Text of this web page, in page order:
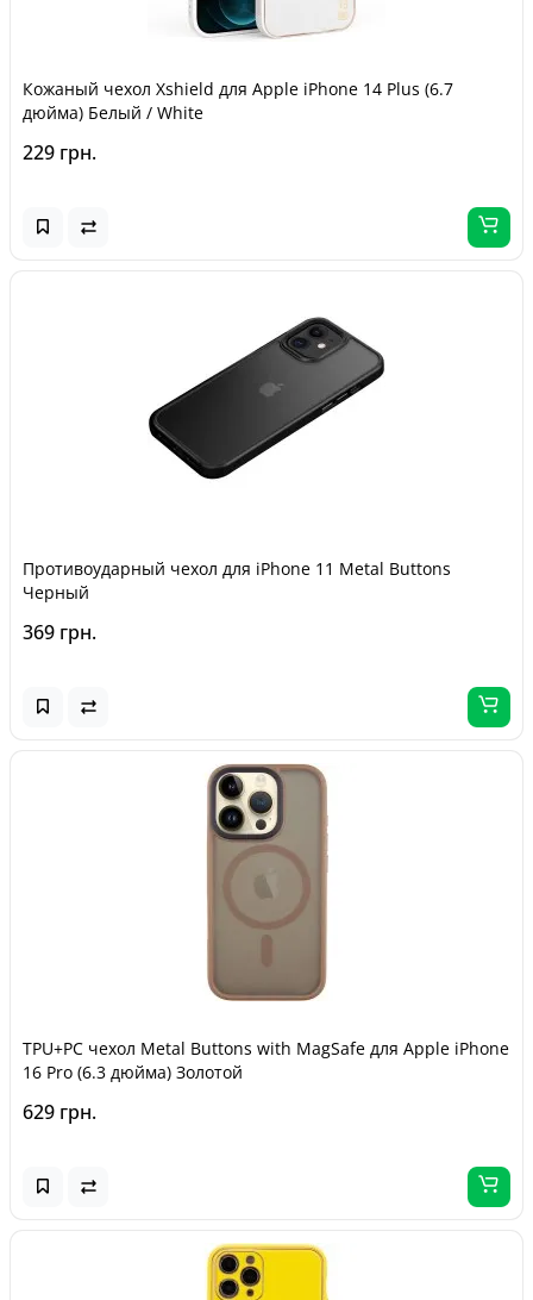
Кожаный чехол Xshield для Apple iPhone 14 Plus (6.7
дюйма) Белый / White
229 грн.
Противоударный чехол для iPhone 11 Metal Buttons
Черный
369 грн.
TPU+PC чехол Metal Buttons with MagSafe для Apple iPhone
16 Pro (6.3 дюйма) Золотой
629 грн.